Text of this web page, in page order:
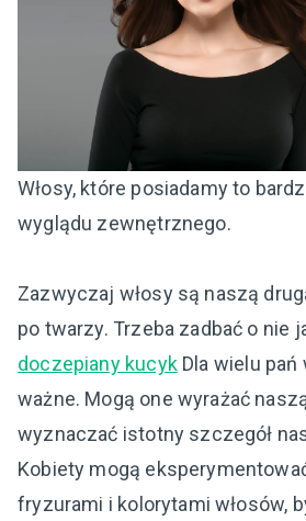
Włosy, które posiadamy to
wyglądu zewnętrznego.
Zazwyczaj włosy są naszą
po twarzy. Trzeba zadbać o nie
doczepiany kucykDla wielu pań
ważne. Mogą one wyrażać
wyznaczać istotny szczegół
Kobiety mogą
fryzurami i kolorytami włosów,